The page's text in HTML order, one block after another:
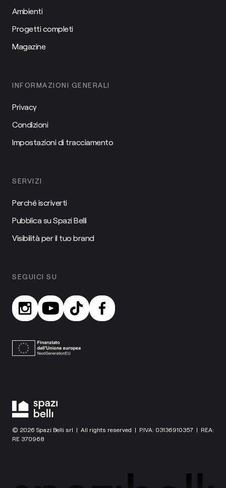
Ambienti
Progetti completi
Magazine
INFORMAZIONI GENERALI
Privacy
Condizioni
Impostazioni di tracciamento
SERVIZI
Perché iscriverti
Pubblica su Spazi Belli
Visibilità per il tuo brand
SEGUICI SU
© 2026 Spazi Belli srl | All rights reserved | P.IVA: 03136910357 | REA:
RE 370968